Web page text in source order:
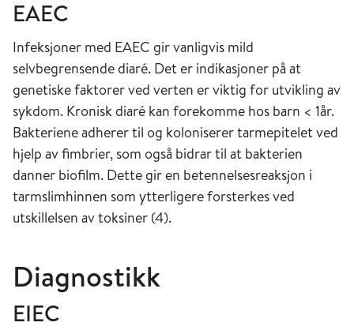
EAEC
Infeksjoner med EAEC gir vanligvis mild
selvbegrensende diaré. Det er indikasjoner på at
genetiske faktorer ved verten er viktig for utvikling av
sykdom. Kronisk diaré kan forekomme hos barn < 1år.
Bakteriene adherer til og koloniserer tarmepitelet ved
hjelp av fimbrier, som også bidrar til at bakterien
danner biofilm. Dette gir en betennelsesreaksjon i
tarmslimhinnen som ytterligere forsterkes ved
utskillelsen av toksiner (4).
Diagnostikk
EIEC